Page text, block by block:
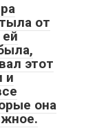
от
этот
и
она